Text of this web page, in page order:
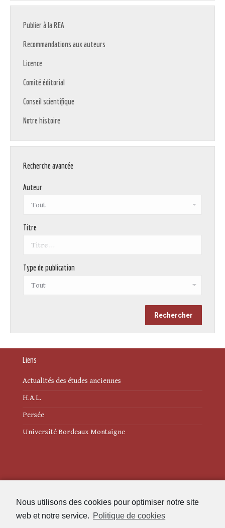
Nous utilisons des cookies pour optimiser notre site
web et notre service. Politique de cookies
Publier à la REA
Recommandations aux auteurs
Licence
Comité éditorial
Conseil scientifique
Notre histoire
Recherche avancée
Auteur
Titre
Type de publication
Liens
Actualités des études anciennes
H.A.L.
Persée
Université Bordeaux Montaigne
Politique de cookies (UE)